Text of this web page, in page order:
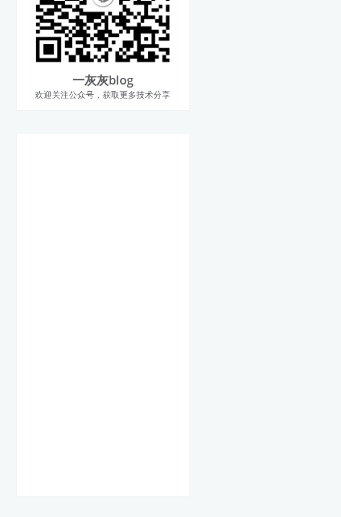
一灰灰blog
欢迎关注公众号，获取更多技术分享